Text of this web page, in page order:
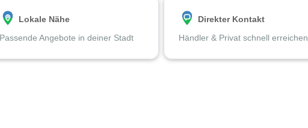
Lokale Nähe
Passende Angebote in deiner Stadt
Direkter Kontakt
Händler & Privat schnell erreichen